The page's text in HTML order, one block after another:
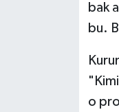
bak
bu.
o